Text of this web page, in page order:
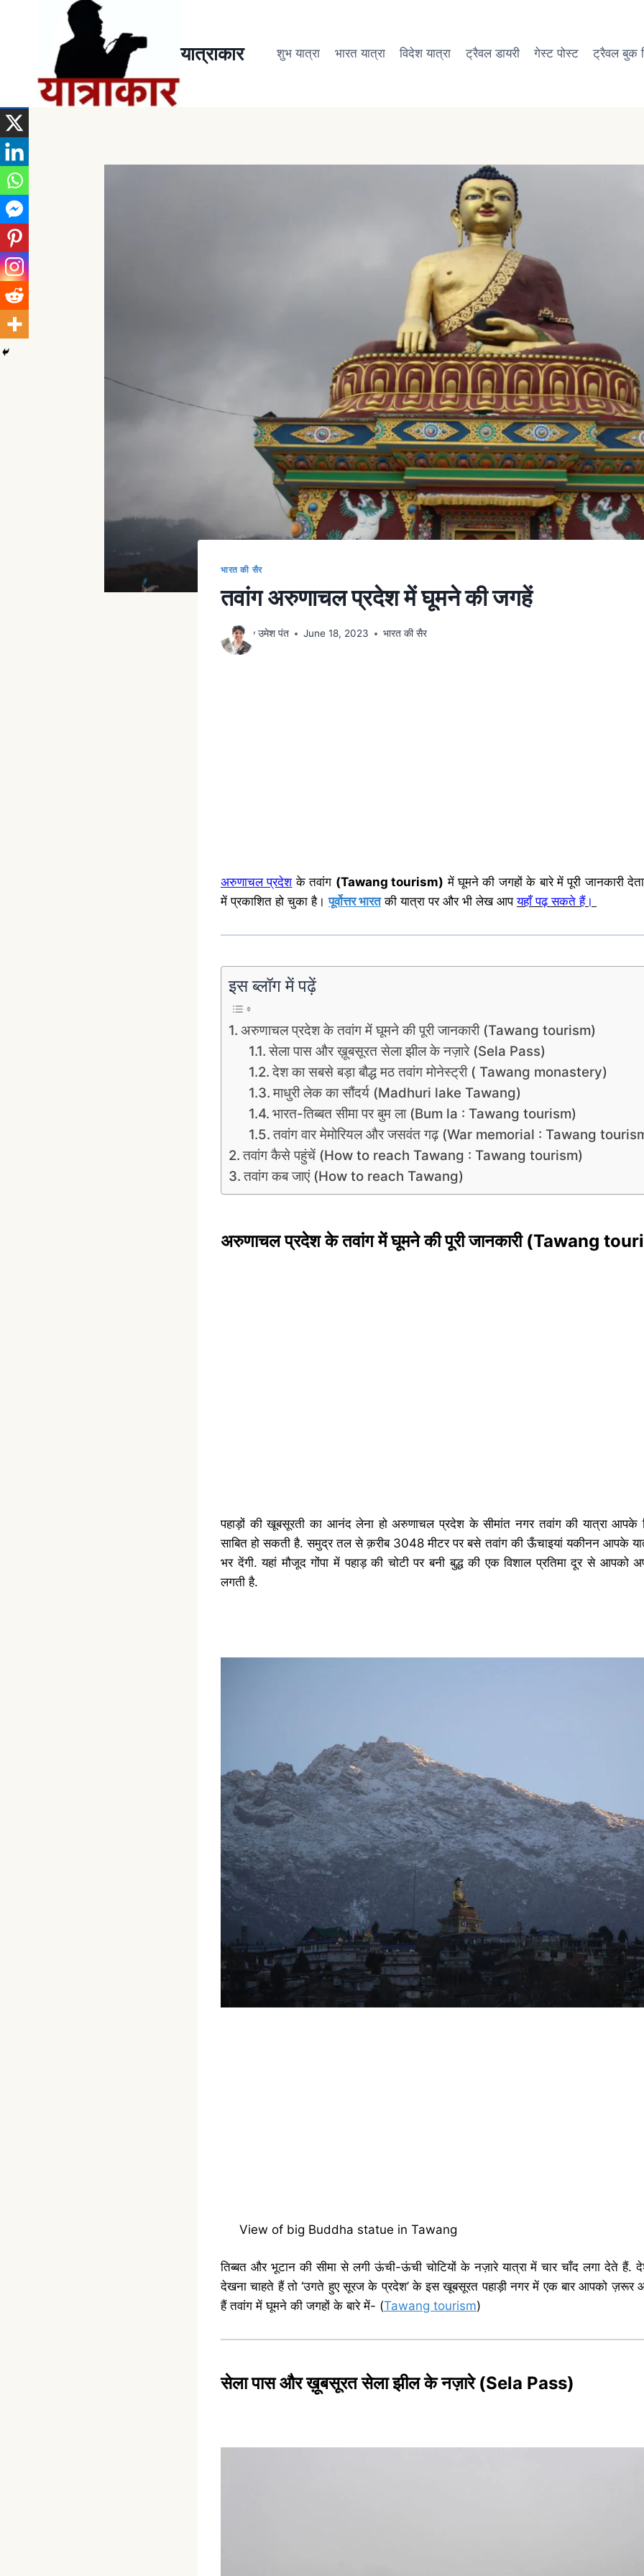
यात्राकार शुभ यात्रा भारत यात्रा विदेश यात्रा ट्रैवल डायरी गेस्ट पोस्ट ट्रैवल बुक
भारत की सैर
तवांग अरुणाचल प्रदेश में घूमने की जगहें
By उमेश पंत June 18, 2023 भारत की सैर
अरुणाचल प्रदेशके तवांग (Tawang tourism) में घूमने की जगहों के बारे में पूरी जानकारी
में प्रकाशित हो चुका है।पूर्वोत्तर भारतकी यात्रा पर और भी लेख आपयहाँ पढ़ सकते हैं।
इस ब्लॉग में पढ़ें
अरुणाचल प्रदेश के तवांग में घूमने की पूरी जानकारी (Tawang tourism)
सेला पास और ख़ूबसूरत सेला झील के नज़ारे (Sela Pass)
देश का सबसे बड़ा बौद्ध मठ तवांग मोनेस्ट्री ( Tawang monastery)
माधुरी लेक का सौंदर्य (Madhuri lake Tawang)
भारत-तिब्बत सीमा पर बुम ला (Bum la : Tawang tourism)
तवांग वार मेमोरियल और जसवंत गढ़ (War memorial : Tawang
तवांग कैसे पहुंचें (How to reach Tawang : Tawang tourism)
तवांग कब जाएं (How to reach Tawang)
अरुणाचल प्रदेश के तवांग में घूमने की पूरी जानकारी (Tawang
पहाड़ों की खूबसूरती का आनंद लेना हो अरुणाचल प्रदेश के सीमांत नगर तवांग की यात्रा
साबित हो सकती है. समुद्र तल से क़रीब 3048 मीटर पर बसे तवांग की ऊँचाइयां यकीनन आपके
भर देंगी. यहां मौजूद गोंपा में पहाड़ की चोटी पर बनी बुद्ध की एक विशाल प्रतिमा दूर से आपको
लगती है.
View of big Buddha statue in Tawang
तिब्बत और भूटान की सीमा से लगी ऊंची-ऊंची चोटियों के नज़ारे यात्रा में चार चाँद लगा देते हैं.
देखना चाहते हैं तो ‘उगते हुए सूरज के प्रदेश’ के इस खूबसूरत पहाड़ी नगर में एक बार आपको ज़रूर
हैं तवांग में घूमने की जगहों के बारे में- (Tawang tourism)
सेला पास और ख़ूबसूरत सेला झील के नज़ारे (Sela Pass)